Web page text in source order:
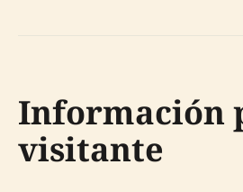
Información
visitante